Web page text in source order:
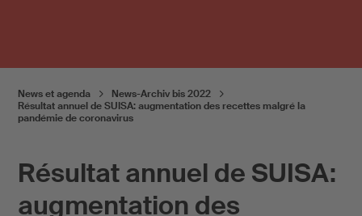
Résultat annuel de SUISA:
augmentation des
News et agenda
News-Archiv bis 2022
Résultat annuel de SUISA: augmentation des recettes malgré la
pandémie de coronavirus